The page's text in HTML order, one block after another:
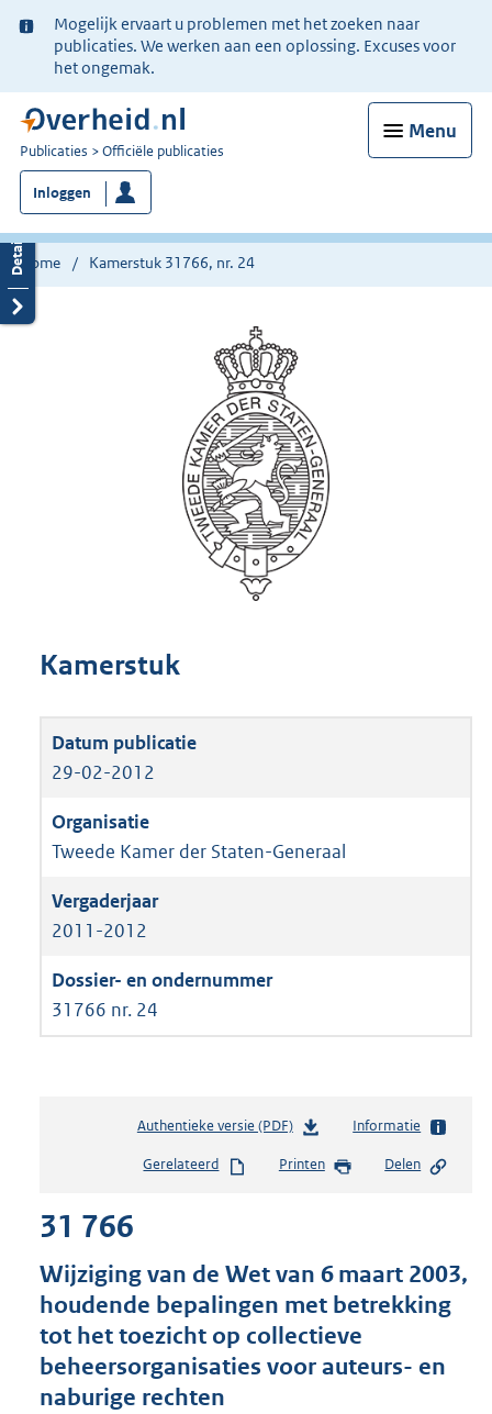
Ter
informatie:
Mogelijk ervaart u problemen met het zoeken naar
publicaties. We werken aan een oplossing. Excuses voor
het ongemak.
Menu
U
bent
nu
hier:
Publicaties Officiële publicaties
Inloggen
Home Kamerstuk 31766, nr. 24
Kamerstuk
29-02-2012
Tweede Kamer der Staten-Generaal
2011-2012
31766 nr. 24
Authentieke versie (PDF)b
s
s
g
r
o
Informatie
Gerelateerd Printen Delen
31 766
Wijziging van de Wet van 6 maart 2003,
houdende bepalingen met betrekking
tot het toezicht op collectieve
beheersorganisaties voor auteurs- en
naburige rechten